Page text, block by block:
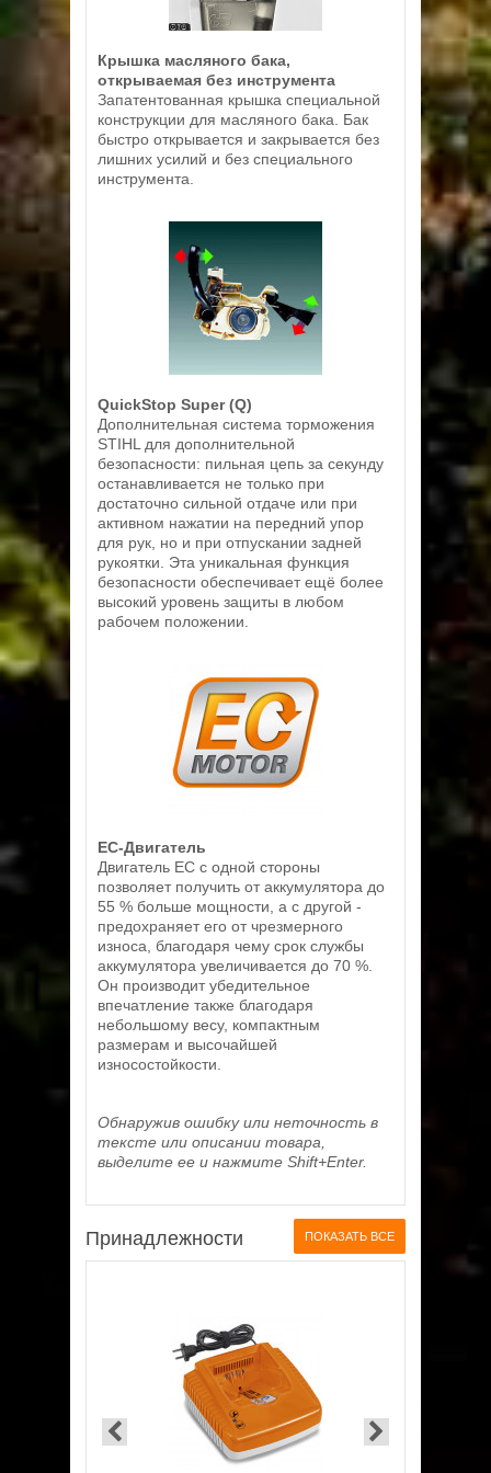
Крышка масляного бака,
открываемая без инструмента
Запатентованная крышка специальной
конструкции для масляного бака. Бак
быстро открывается и закрывается без
лишних усилий и без специального
инструмента.
QuickStop Super (Q)
Дополнительная система торможения
STIHL для дополнительной
безопасности: пильная цепь за секунду
останавливается не только при
достаточно сильной отдаче или при
активном нажатии на передний упор
для рук, но и при отпускании задней
рукоятки. Эта уникальная функция
безопасности обеспечивает ещё более
высокий уровень защиты в любом
рабочем положении.
EC-Двигатель
Двигатель EC с одной стороны
позволяет получить от аккумулятора до
55 % больше мощности, а с другой -
предохраняет его от чрезмерного
износа, благодаря чему срок службы
аккумулятора увеличивается до 70 %.
Он производит убедительное
впечатление также благодаря
небольшому весу, компактным
размерам и высочайшей
износостойкости.
Обнаружив ошибку или неточность в
тексте или описании товара,
выделите ее и нажмите Shift+Enter.
Принадлежности ПОКАЗАТЬ ВСЕ